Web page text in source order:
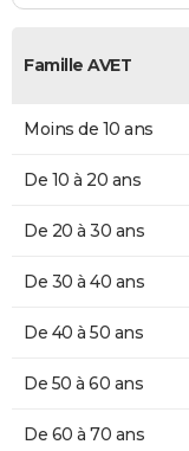
Famille AVET
Moins de 10 ans
De 10 à 20 ans
De 20 à 30 ans
De 30 à 40 ans
De 40 à 50 ans
De 50 à 60 ans
De 60 à 70 ans